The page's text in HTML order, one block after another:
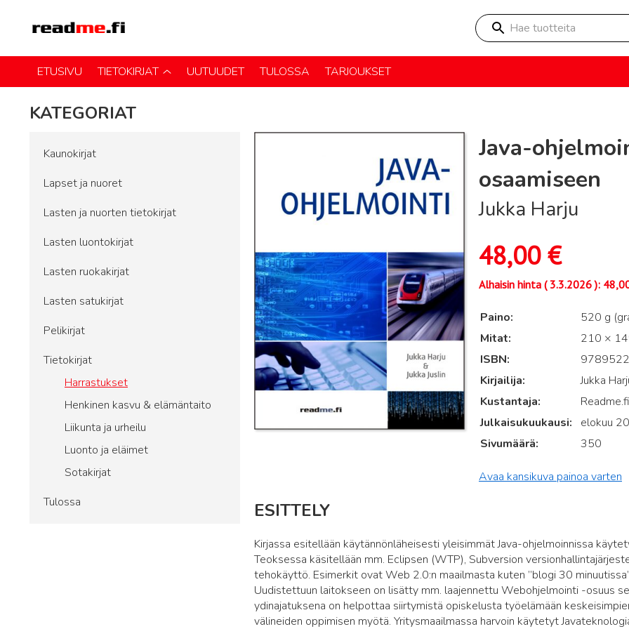
Hae tuotteita
ETUSIVU TIETOKIRJAT UUTUUDET TULOSSA TARJOUKSET
KATEGORIAT
Kaunokirjat
Lapset ja nuoret
Lasten ja nuorten tietokirjat
Lasten luontokirjat
Lasten ruokakirjat
Lasten satukirjat
Pelikirjat
Tietokirjat
Harrastukset
Henkinen kasvu & elämäntaito
Liikunta ja urheilu
Luonto ja eläimet
Sotakirjat
Tulossa
Java-
osaamiseen
Jukka Harju
48,00€
Alhaisin hinta (3.3.2026):
Paino
520 g
Mitat
210 ×
ISBN
Kirjailija
Jukka
Kustantaja
Readme.fi
Julkaisukuukausi
elokuu
Sivumäärä
350
Avaa kansikuva painoa varten
ESITTELY
Kirjassa esitellään käytännönläheisesti yleisimmät Java-ohjelmoinnissa
Teoksessa käsitellään mm. Eclipsen (WTP), Subversion
tehokäyttö. Esimerkit ovat Web 2.0:n maailmasta kuten ”blogi 30
Uudistettuun laitokseen on lisätty mm. laajennettu Webohjelmointi -osuus
ydinajatuksena on helpottaa siirtymistä opiskelusta työelämään
välineiden oppimisen myötä. Yritysmaailmassa harvoin käytetyt